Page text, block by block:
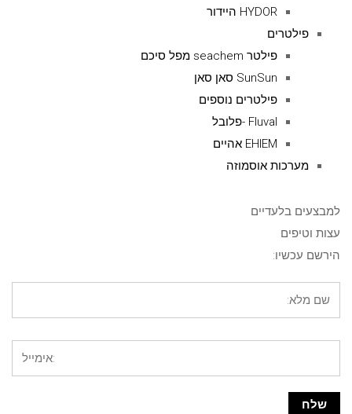
HYDOR היידור
פילטרים
פילטר seachem מפל סיכם
SunSun סאן סאן
פילטרים נוספים
Fluval -פלובל
EHIEM אהיים
מערכות אוסמוזה
למבצעים בלעדיים
עצות וטיפים
הירשם עכשיו: